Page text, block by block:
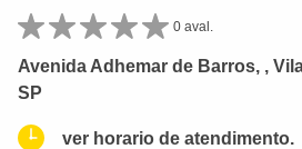
0 aval.
Avenida Adhemar de Barros, ,
SP
ver horario de atendimento.